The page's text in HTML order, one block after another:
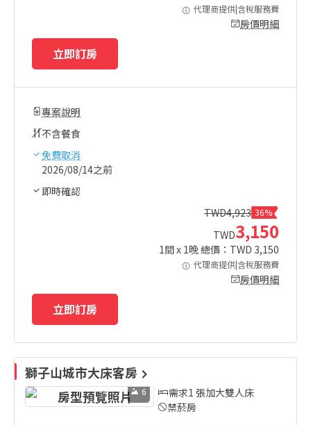
代理商提供|含稅服務費
房價明細
立即訂房
專案說明
不含餐食
免費取消
2026/08/14之前
即時確認
TWD4,923 36%
TWD3,150
1間 x 1晚 總價：TWD 3,150
代理商提供|含稅服務費
房價明細
立即訂房
獅子山城市大床客房
6
需求1 張加大雙人床
禁菸房